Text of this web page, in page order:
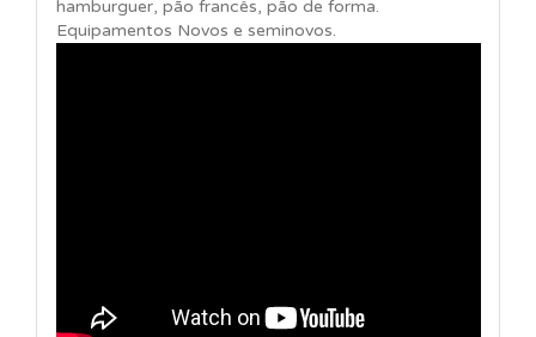
hamburguer, pão francês, pão de forma.
Equipamentos Novos e seminovos.